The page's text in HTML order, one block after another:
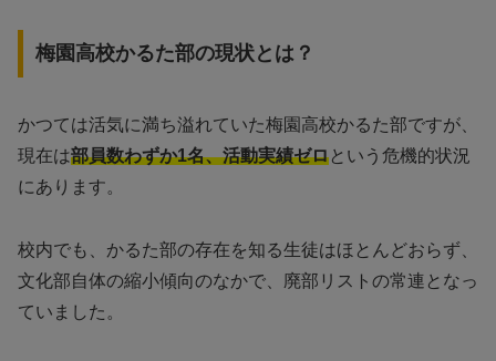
梅園高校かるた部の現状とは？
かつては活気に満ち溢れていた梅園高校かるた部ですが、
現在は部員数わずか1名、活動実績ゼロという危機的状況
にあります。
校内でも、かるた部の存在を知る生徒はほとんどおらず、
文化部自体の縮小傾向のなかで、廃部リストの常連となっ
ていました。